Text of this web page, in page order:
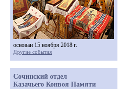
основан 15 ноября 2018 г.
Другие события
Сочинский отдел
Казачьего Конвоя Памяти